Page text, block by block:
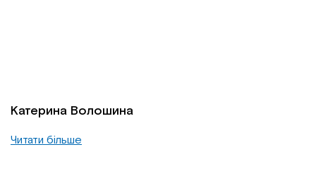
Катерина Волошина
Читати більше